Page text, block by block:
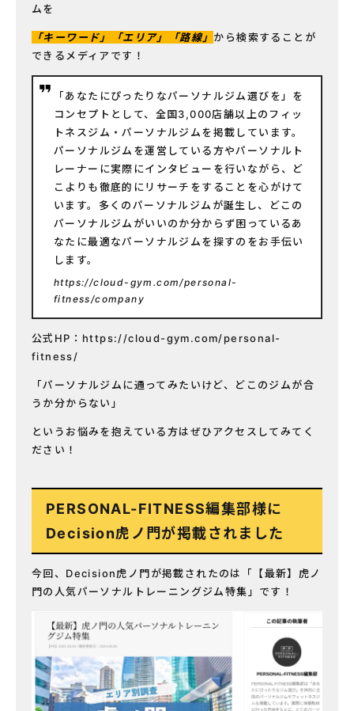
ムを
「キーワード」「エリア」「路線」 から検索することが
できるメディアです！
「あなたにぴったりなパーソナルジム選びを」を
コンセプトとして、全国3,000店舗以上のフィッ
トネスジム・パーソナルジムを掲載しています。
パーソナルジムを運営している方やパーソナルト
レーナーに実際にインタビューを行いながら、ど
こよりも徹底的にリサーチをすることを心がけて
います。多くのパーソナルジムが誕生し、どこの
パーソナルジムがいいのか分からず困っているあ
なたに最適なパーソナルジムを探すのをお手伝い
します。
https://cloud-gym.com/personal-
fitness/company
公式HP： https://cloud-gym.com/personal-
fitness/
「パーソナルジムに通ってみたいけど、どこのジムが合
うか分からない」
というお悩みを抱えている方はぜひアクセスしてみてく
ださい！
PERSONAL-FITNESS編集部様に
Decision虎ノ門が掲載されました
今回、Decision虎ノ門が掲載されたのは「 【最新】虎ノ
門の人気パーソナルトレーニングジム特集」です！